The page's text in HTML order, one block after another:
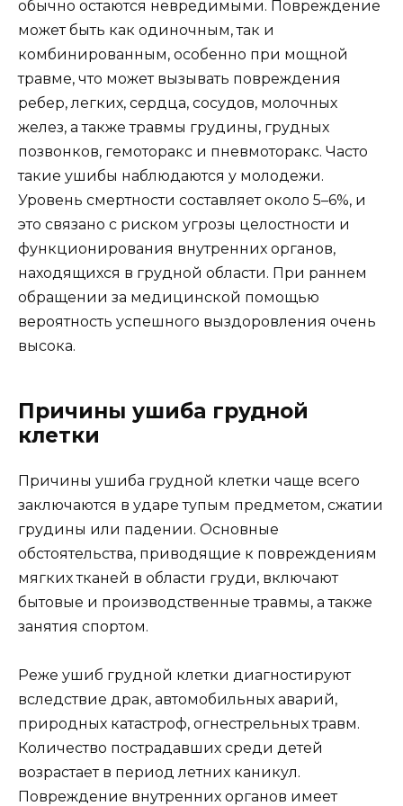
обычно остаются невредимыми. Повреждение
может быть как одиночным, так и
комбинированным, особенно при мощной
травме, что может вызывать повреждения
ребер, легких, сердца, сосудов, молочных
желез, а также травмы грудины, грудных
позвонков, гемоторакс и пневмоторакс. Часто
такие ушибы наблюдаются у молодежи.
Уровень смертности составляет около 5–6%, и
это связано с риском угрозы целостности и
функционирования внутренних органов,
находящихся в грудной области. При раннем
обращении за медицинской помощью
вероятность успешного выздоровления очень
высока.
Причины ушиба грудной
клетки
Причины ушиба грудной клетки чаще всего
заключаются в ударе тупым предметом, сжатии
грудины или падении. Основные
обстоятельства, приводящие к повреждениям
мягких тканей в области груди, включают
бытовые и производственные травмы, а также
занятия спортом.
Реже ушиб грудной клетки диагностируют
вследствие драк, автомобильных аварий,
природных катастроф, огнестрельных травм.
Количество пострадавших среди детей
возрастает в период летних каникул.
Повреждение внутренних органов имеет